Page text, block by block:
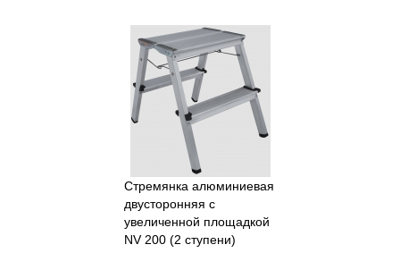
Стремянка алюминиевая
двусторонняя с
увеличенной площадкой
NV 200 (2 ступени)